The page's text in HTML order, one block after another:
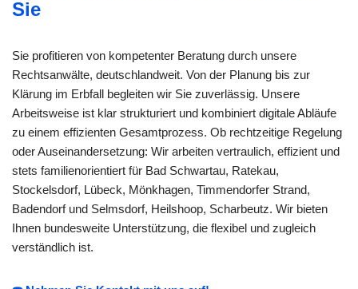
Sie
Sie profitieren von kompetenter Beratung durch unsere
Rechtsanwälte, deutschlandweit. Von der Planung bis zur
Klärung im Erbfall begleiten wir Sie zuverlässig. Unsere
Arbeitsweise ist klar strukturiert und kombiniert digitale Abläufe
zu einem effizienten Gesamtprozess. Ob rechtzeitige Regelung
oder Auseinandersetzung: Wir arbeiten vertraulich, effizient und
stets familienorientiert für Bad Schwartau, Ratekau,
Stockelsdorf, Lübeck, Mönkhagen, Timmendorfer Strand,
Badendorf und Selmsdorf, Heilshoop, Scharbeutz. Wir bieten
Ihnen bundesweite Unterstützung, die flexibel und zugleich
verständlich ist.